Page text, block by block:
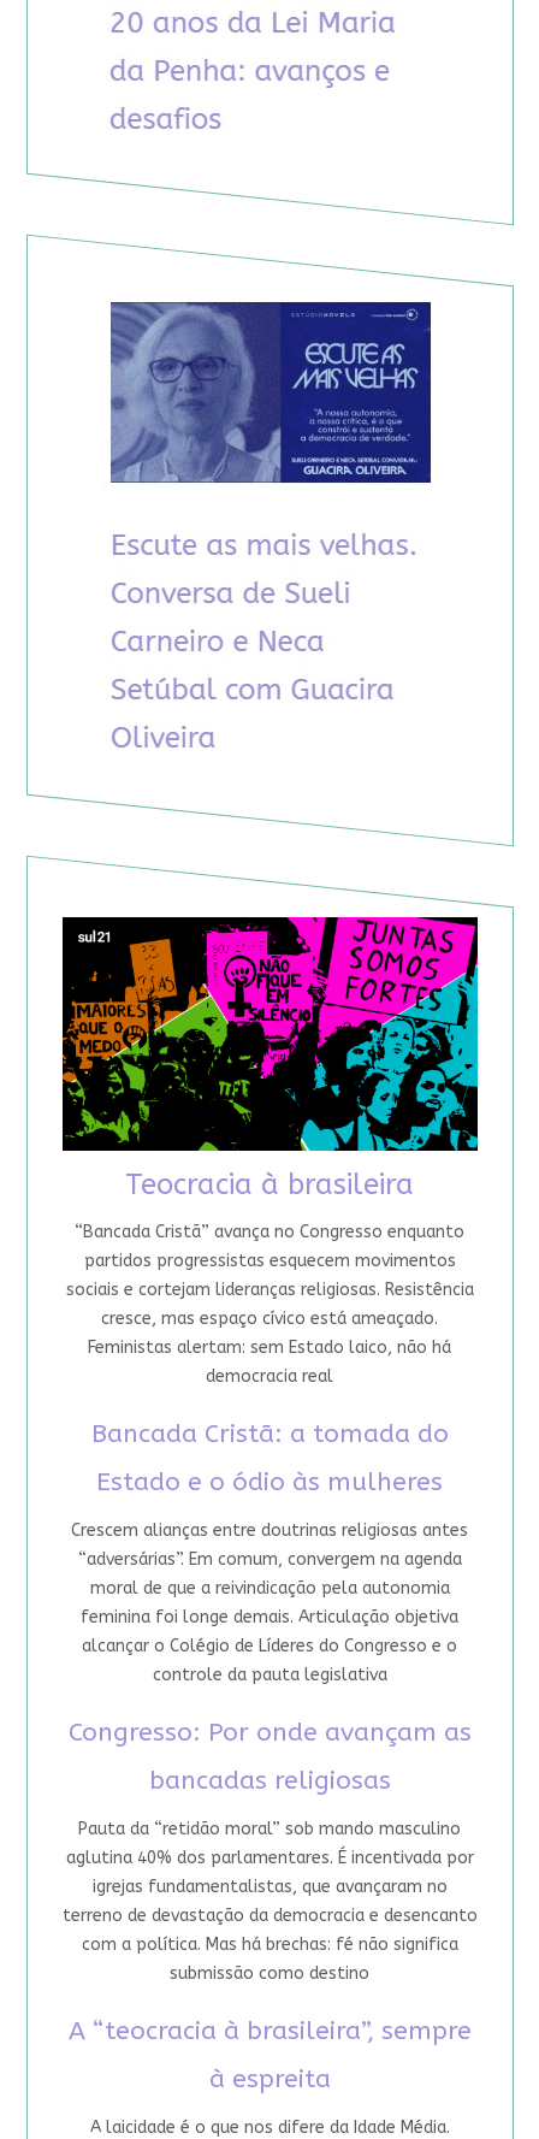
Teocracia à brasileira
“Bancada Cristã” avança no Congresso enquanto
partidos progressistas esquecem movimentos
sociais e cortejam lideranças religiosas. Resistência
cresce, mas espaço cívico está ameaçado.
Feministas alertam: sem Estado laico, não há
democracia real
Bancada Cristã: a tomada do
Estado e o ódio às mulheres
Crescem alianças entre doutrinas religiosas antes
“adversárias”. Em comum, convergem na agenda
moral de que a reivindicação pela autonomia
feminina foi longe demais. Articulação objetiva
alcançar o Colégio de Líderes do Congresso e o
controle da pauta legislativa
Congresso: Por onde avançam as
bancadas religiosas
Pauta da “retidão moral” sob mando masculino
aglutina 40% dos parlamentares. É incentivada por
igrejas fundamentalistas, que avançaram no
terreno de devastação da democracia e desencanto
com a política. Mas há brechas: fé não significa
submissão como destino
A “teocracia à brasileira”, sempre
à espreita
A laicidade é o que nos difere da Idade Média.